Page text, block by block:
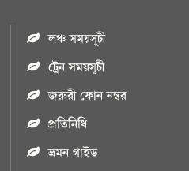
লঞ্চ সময়সূচী
ট্রেন সময়সূচী
জরুরী ফোন নম্বর
প্রতিনিধি
ভ্রমন গাইড